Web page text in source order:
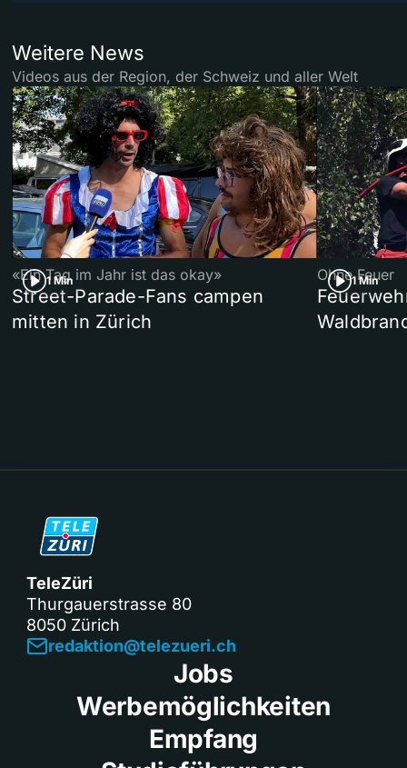
Weitere News
Videos aus der Region, der Schweiz und aller Welt
1 Min
«Ein Tag im Jahr ist das okay»
Street-Parade-Fans campen
mitten in Zürich
1 Min
Ohne Feuer
TeleZüri
Thurgauerstrasse 80
8050 Zürich
redaktion@telezueri.ch
Jobs
Werbemöglichkeiten
Empfang